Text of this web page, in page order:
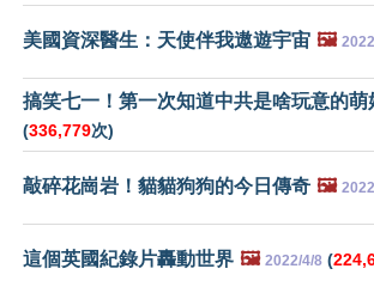
美國資深醫生：天使伴我遨遊宇宙 🖼️
搞笑七一！第一次知道中共是啥玩意的萌
(336,779次)
敲碎花崗岩！貓貓狗狗的今日傳奇 🖼️
這個英國紀錄片轟動世界 🖼️ 2022/4/8 (